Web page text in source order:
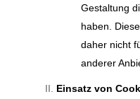
Gestaltung
haben.
daher nicht
anderer
Einsatz von